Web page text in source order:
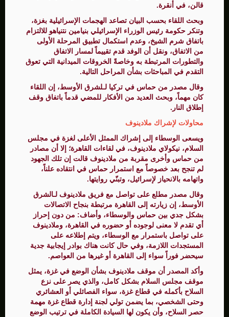
قالن، في أنقرة.
وبحث اللقاء بحسب البيان تصاعد الهجمات الإسرائيلية بغزة،
وتنكر حكومة رئيس الوزراء الإسرائيلي بنيامين نتنياهو للالتزام
باتفاق شرم الشيخ، وعدم استكمال تطبيق المرحلة الأولى
من الاتفاق، ونقل أن الوفد قدم تقييماً لمسار الاتفاق
والتطورات المرتبطة به وخاصةً الخروقات الميدانية التي تعوق
التقدم في المباحثات بشأن المراحل التالية.
وقال مصدر من حماس في تركيا لـلشرق الأوسط، إن اللقاء
كان مهماً، وبحث العديد من الأفكار للمضي قدماً باتفاق وقف
إطلاق النار.
محاولات لإشراك ملادينوف
ويسعى الوسطاء إلى إشراك الممثل الأعلى لغزة في مجلس
السلام، نيكولاي ملادينوف، في لقاءات القاهرة؛ إلا أن مصادر
من حماس وأخرى مقربة من ملادينوف قالت إن تلك الجهود
لم تنجح بعد خصوصاً مع استمرار حماس في انتقاده علناً،
واتهامه بالانحياز لإسرائيل، وتبنّي روايتها.
وقال مصدر مطلع على تواصل مع فريق ملادينوف لـالشرق
الأوسط، إن زيارته إلى القاهرة مرتبطة بنجاح الاتصالات
بشكل جدي بين حماس والوسطاء، وأضاف: من دون إحراز
أي تقدم لا معنى لوجوده أو حضوره في القاهرة، وملادينوف
على تواصل باستمرار مع الوسطاء، ويتم إطلاعه على
المستجدات اللازمة، وفي حال كانت هناك بوادر إيجابية جدية
سيحضر فوراً سواء إلى القاهرة أو غيرها من العواصم.
وأكد المصدر أن موقف ملادينوف بشأن الوضع في غزة، يمثل
موقف مجلس السلام بشكل كامل، والذي يصر على نزع
السلاح بأكمله في قطاع غزة، سواء الفصائلي أو العشائري
وحتى الشخصي، بما يضمن تولي لجنة إدارة قطاع غزة مهمة
حصر السلاح، وأن يكون لها السيادة الكاملة في ترتيب الوضع